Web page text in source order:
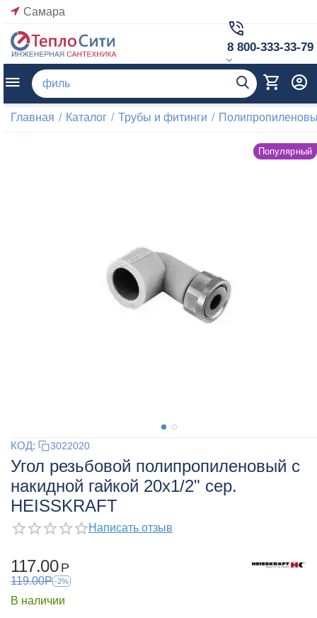
Самара
8 800-333-33-79
Главная / Каталог / Трубы и фитинги /
Популярный
КОД: 3022020
Угол резьбовой полипропиленовый с
накидной гайкой 20x1/2" сер.
HEISSKRAFT
Написать отзыв
117.00 Р
119.00Р -2%
В наличии